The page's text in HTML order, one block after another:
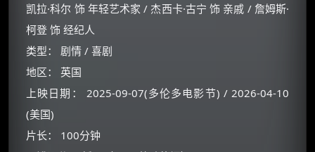
凯拉·科尔 饰 年轻艺术家 / 杰西卡·古宁 饰 亲戚 / 詹姆斯·
柯登 饰 经纪人
类型： 剧情 / 喜剧
地区： 英国
上映日期： 2025-09-07(多伦多电影节) / 2026-04-10
(美国)
片长： 100分钟